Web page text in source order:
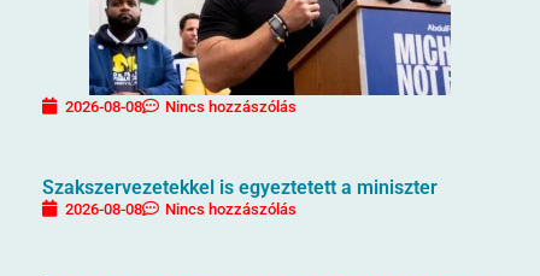
2026-08-08 Nincs hozzászólás
Szakszervezetekkel is egyeztetett a miniszter
2026-08-08 Nincs hozzászólás